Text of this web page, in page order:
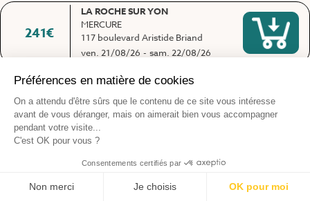
241€
LA ROCHE SUR YON
MERCURE
117 boulevard Aristide Briand
ven. 21/08/26 - sam. 22/08/26
261€
LA ROCHE SUR YON
THE ORIGINALS CITY LE
NAPOLEON
50 Boulevard Aristide Briand
lun. 24/08/26
261€